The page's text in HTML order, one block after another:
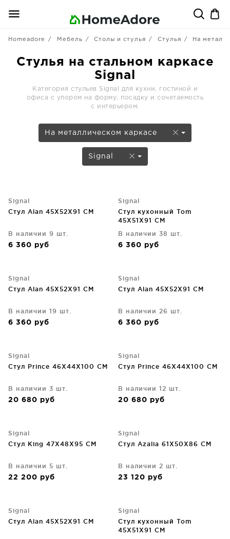
Homeadore Мебель Столы и стулья Стулья На
Стулья на стальном каркасе
Signal
Категория стульев Signal для кухни, гостиной и
офиса с упором на форму, посадку и сочетаемость
с интерьером.
На металлическом каркасе
Signal
Signal
Стул Alan 45X52X91 CM
В наличии 9 шт.
6 360 руб
Signal
Стул кухонный Tom
45X51X91 CM
В наличии 38 шт.
6 360 руб
Signal
Стул Alan 45X52X91 CM
В наличии 19 шт.
6 360 руб
Signal
Стул Alan 45X52X91 CM
В наличии 26 шт.
6 360 руб
Signal
Стул Prince 46X44X100 CM
В наличии 3 шт.
20 680 руб
Signal
Стул Prince 46X44X100 CM
В наличии 12 шт.
20 680 руб
Signal
Стул King 47X48X95 CM
В наличии 5 шт.
22 200 руб
Signal
Стул Azalia 61X50X86 CM
В наличии 2 шт.
23 120 руб
Signal
Стул Alan 45X52X91 CM
Signal
Стул кухонный Tom
45X51X91 CM